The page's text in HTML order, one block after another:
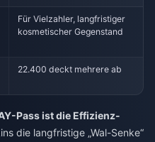
Für Vielzahler, langfristiger
kosmetischer Gegenstand
22.400 deckt mehrere ab
Pass ist die Effizienz-
die langfristige „Wal-Senke“